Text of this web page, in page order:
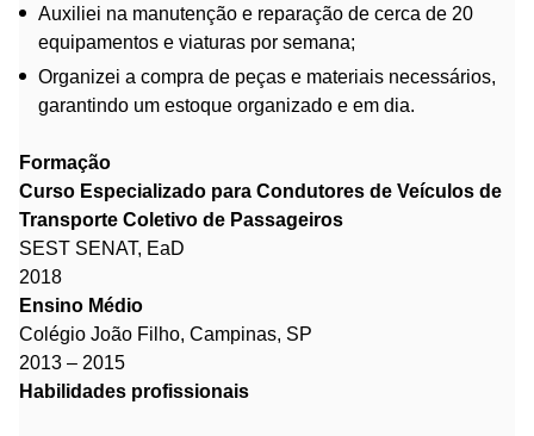
Auxiliei na manutenção e reparação de cerca de 20
equipamentos e viaturas por semana;
Organizei a compra de peças e materiais necessários,
garantindo um estoque organizado e em dia.
Formação
Curso Especializado para Condutores de Veículos de
Transporte Coletivo de Passageiros
SEST SENAT, EaD
2018
Ensino Médio
Colégio João Filho, Campinas, SP
2013 – 2015
Habilidades profissionais